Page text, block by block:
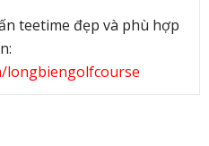
teetime đẹp và phù hợp
longbiengolfcourse